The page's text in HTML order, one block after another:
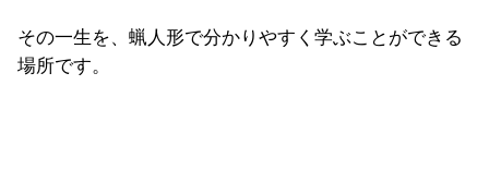
その一生を、蝋人形で分かりやすく学ぶことができる
場所です。